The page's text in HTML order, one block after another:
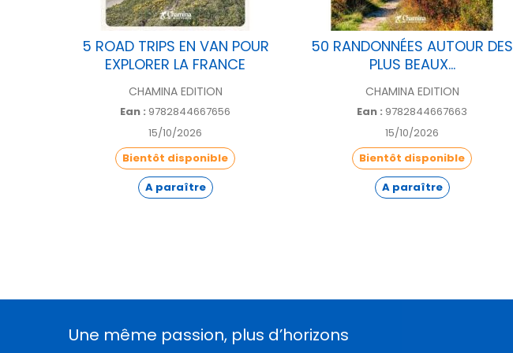
5 ROAD TRIPS EN VAN POUR
EXPLORER LA FRANCE
CHAMINA EDITION
Ean : 9782844667656
15/10/2026
Bientôt disponible
A paraître
50 RANDONNÉES AUTOUR DES
PLUS BEAUX...
CHAMINA EDITION
Ean : 9782844667663
15/10/2026
Bientôt disponible
A paraître
Une même passion, plus d’horizons